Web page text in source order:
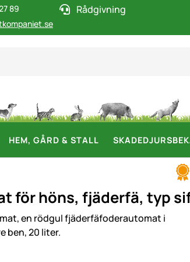
89
Rådgivning
HEM, GÅRD & STALL
för höns, fjäderfä, typ